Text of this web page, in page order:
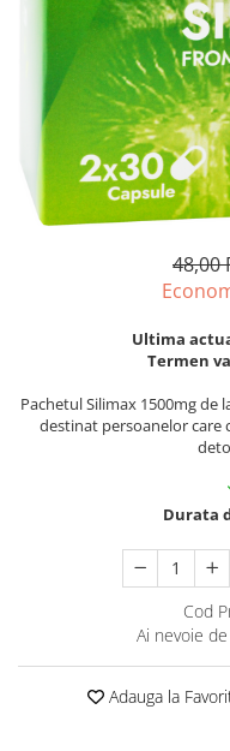
Par si unghii
Probiotice si prebiotice
Prostata
Sanatate urinara
Sistemul respirator
Slabire si control
Somn stres si anxietate
Supliment Calciu
Supliment Complexe
Supliment Fier
Supliment Vitamina C
Supliment Vitamina D3
Supliment Zinc
Tincturi si Gemoderivate
Tuse gat si respiratie
Ingrijire par
Balsam masca si
Produse cu SPF Pentru
Repelenti insecte
48,00
Ultima
Termen
Pachetul Silimax 1500mg de
destinat persoanelor
Durata
Cod
Ai nevoie
Adauga la